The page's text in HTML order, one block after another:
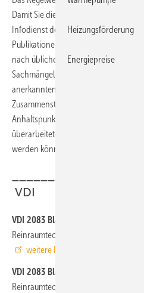
Damit Sie die Übersicht behalten,
Infodienst des TGAnewsletters 17
Publikationen bis einschließlich
nach üblichen VOB/B-Verträgen eine
Sachmängeln ist, wenn sie zum
anerkannten Regeln der Technik
Zusammenstellung auch auf Entwürfe
Anhaltspunkt wo
überarbeitete Regeln demnächst zu
werden können.
VDI
VDI 2083 Blatt 3 (Entwurf)
Reinraumtechnik – Messtechnik,
weitere Infos auf www.beuth.de
VDI 2083 Blatt 13.3 (Entwurf)
Reinraumtechnik – Qualität,
Heizungsförderung
Energiepreise